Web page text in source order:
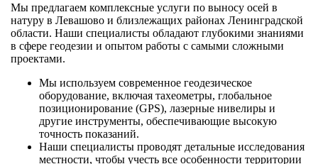
Мы предлагаем комплексные услуги по выносу осей в
натуру в Левашово и близлежащих районах Ленинградской
области. Наши специалисты обладают глубокими знаниями
в сфере геодезии и опытом работы с самыми сложными
проектами.
Мы используем современное геодезическое
оборудование, включая тахеометры, глобальное
позиционирование (GPS), лазерные нивелиры и
другие инструменты, обеспечивающие высокую
точность показаний.
Наши специалисты проводят детальные исследования
местности, чтобы учесть все особенности территории